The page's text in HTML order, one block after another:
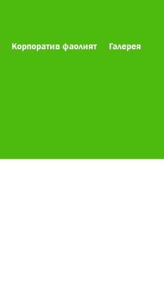
Корпоратив фаолият Галерея